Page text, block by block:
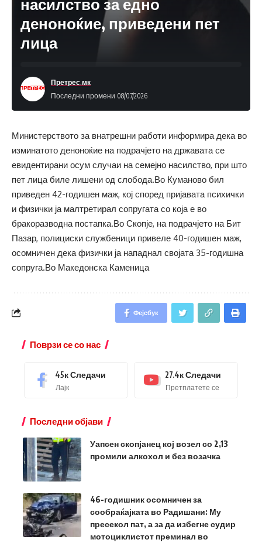
деноноќие, приведени пет
лица
Последни промени 08/07/2026
Претрес.мк
Министерството за внатрешни работи информира дека во
изминатото деноноќие на подрачјето на државата се
евидентирани осум случаи на семејно насилство, при што
пет лица биле лишени од слобода.Во Куманово бил
приведен 42-годишен маж, кој според пријавата психички
и физички ја малтретирал сопругата со која е во
бракоразводна постапка.Во Скопје, на подрачјето на Бит
Пазар, полициски службеници привеле 40-годишен маж,
осомничен дека физички ја нападнал својата 35-годишна
сопруга.Во Македонска Каменица
Фејсбук
Поврзи се со нас
45кСледачи
Лајк
27.4кСледачи
Претплатете се
Последни објави
Уапсен скопјанец кој возел со 2,13
промили алкохол и без возачка
46-годишник осомничен за
сообраќајката во Радишани: Му
пресекол пат, а за да избегне судир
мотоциклистот преминал во